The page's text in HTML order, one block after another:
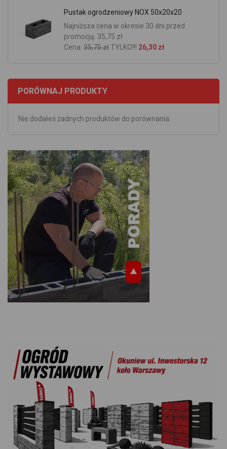
Pustak ogrodzeniowy NOX 50x20x20
Najniższa cena w okresie 30 dni przed
promocją: 35,75 zł
Cena: 35,75 złTYLKO!!! 26,30 zł
PORÓWNAJ PRODUKTY
Nie dodałeś żadnych produktów do porównania.